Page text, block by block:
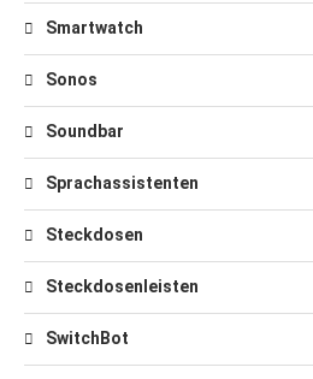
Smartwatch
Sonos
Soundbar
Sprachassistenten
Steckdosen
Steckdosenleisten
SwitchBot